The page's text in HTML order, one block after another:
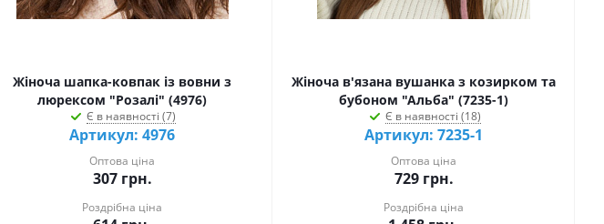
Жіноча шапка-ковпак із вовни з
люрексом "Розалі" (4976)
Є в наявності (7)
Артикул: 4976
Оптова ціна
307грн.
Роздрібна ціна
Жіноча в'язана вушанка з козирком та
бубоном "Альба" (7235-1)
Є в наявності (18)
Артикул: 7235-1
Оптова ціна
729грн.
Роздрібна ціна